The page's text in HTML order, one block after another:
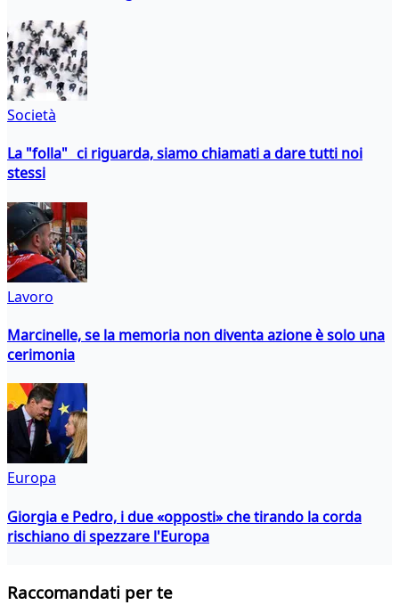
Società
La "folla" ci riguarda, siamo chiamati a dare tutti noi
stessi
Lavoro
Marcinelle, se la memoria non diventa azione è solo una
cerimonia
Europa
Giorgia e Pedro, i due «opposti» che tirando la corda
rischiano di spezzare l'Europa
Raccomandati per te